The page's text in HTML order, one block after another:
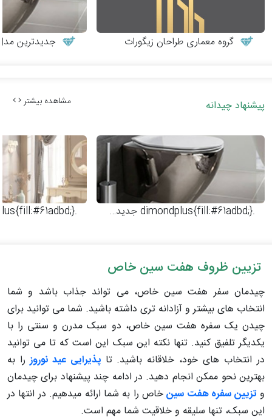
گروه معماری طراحان زیگورات جدیدترین
پیشنهاد چیدانه مشاهده بیشتر
.dimondplus{fill:#61adbd;} جدیدترین مدل‌های وال هنگ .dimondplus{fill:#61adbd;}
تزیین ظروف هفت سین خاص
چیدمان سفر هفت سین خاص، می تواند جذاب باشد و شما
انتخاب های بیشتر و آزادانه تری داشته باشید. شما می توانید برای
چیدن یک سفره هفت سین خاص، دو سبک مدرن و سنتی را با
یکدیگر تلفیق کنید. تنها نکته این سبک این است که تا می توانید
در انتخاب های خود، خلاقانه باشید. تاپذیرایی عید نوروز را به
بهترین نحو ممکن انجام دهید. در ادامه چند پیشنهاد برای چیدمان
و تزیین سفره هفت سینخاص را به شما ارائه میدهیم. در انتها در
این سبک، تنها سلیقه و خلاقیت شما مهم است.